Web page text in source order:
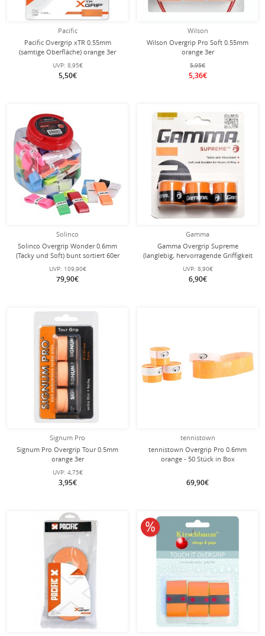
Pacific
Pacific Overgrip xTR 0.55mm
(samtige Oberfläche) orange 3er
UVP: 8,95€
5,50€
Wilson
Wilson Overgrip Pro Soft 0.55mm
orange 3er
5,95€
5,36€
Solinco
Solinco Overgrip Wonder 0.6mm
(Tacky und Soft) bunt sortiert 60er
Box
UVP: 109,90€
79,90€
Gamma
Gamma Overgrip Supreme
(langlebig, hervorragende Griffigkeit
+ Saugfähigkeit) 0.6mm orange - 3
Stück
UVP: 8,90€
6,90€
Signum Pro
Signum Pro Overgrip Tour 0.5mm
orange 3er
UVP: 4,75€
3,95€
tennistown
tennistown Overgrip Pro 0.6mm
orange - 50 Stück in Box
69,90€
10% reduziert